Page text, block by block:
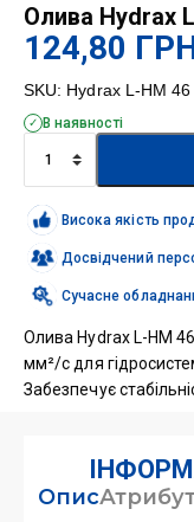
Олива Hydrax
124,80
SKU: Hydrax L-HM 46
В наявності
Hydrax
L-
HM
46
кількість
Висока якість
Досвідчений
Сучасне
Олива Hydrax L-HM
мм²/с для
Забезпечує
Опис